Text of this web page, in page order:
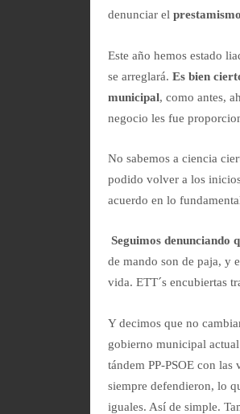
denunciar el
Este año hemos estado
se arreglará.Es bien
municipal, como antes,
negocio les fue
No sabemos a ciencia
podido volver a los
acuerdo en lo
Seguimos denunciando
de mando son de paja, y
vida. ETT´s encubiertas
Y decimos que no
gobierno municipal
tándem PP-PSOE con
siempre defendieron, lo
iguales. Así de simple.